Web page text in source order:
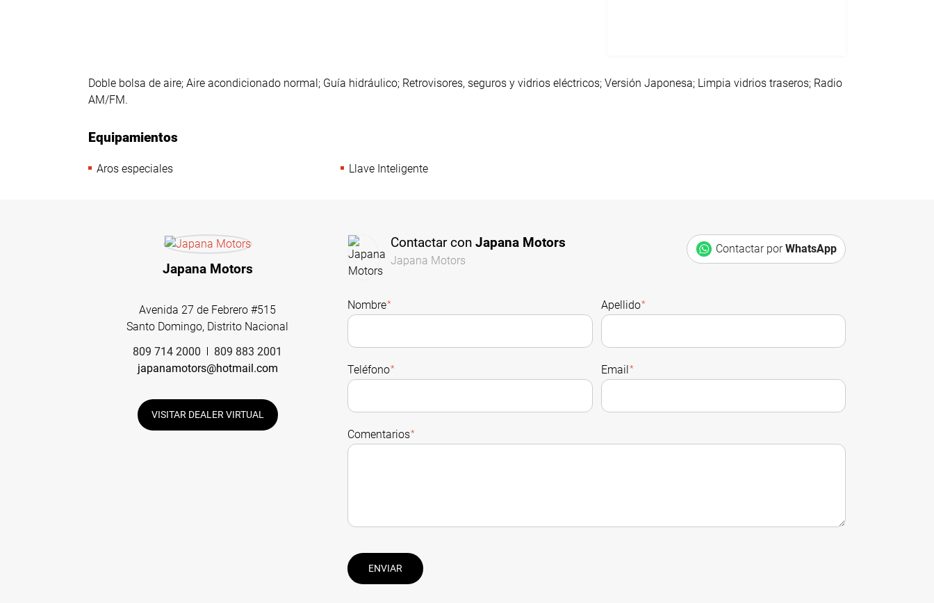
Doble bolsa de aire; Aire acondicionado normal; Guía hidráulico; Retrovisores, seguros y vidrios eléctricos; Versión Japonesa; Limpia vidrios traseros; Radio
AM/FM.
Equipamientos
Aros especiales Llave Inteligente
Japana Motors
Avenida 27 de Febrero #515
Santo Domingo, Distrito Nacional
809 714 2000
809 883 2001
japanamotors@hotmail.com
VISITAR DEALER VIRTUAL
Contactar conJapana Motors
Japana Motors
Contactar porWhatsApp
Nombre* Apellido*
Teléfono* Email*
Comentarios*
ENVIAR